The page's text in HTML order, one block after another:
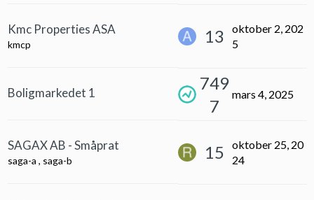
Kmc Properties ASA
kmcp 13
oktober 2, 202
5
Boligmarkedet 1
749
7
mars 4, 2025
SAGAX AB - Småprat
saga-a , saga-b 15
oktober 25, 20
24